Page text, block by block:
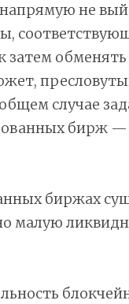
не
затем
случае
бирж
биржах
малую